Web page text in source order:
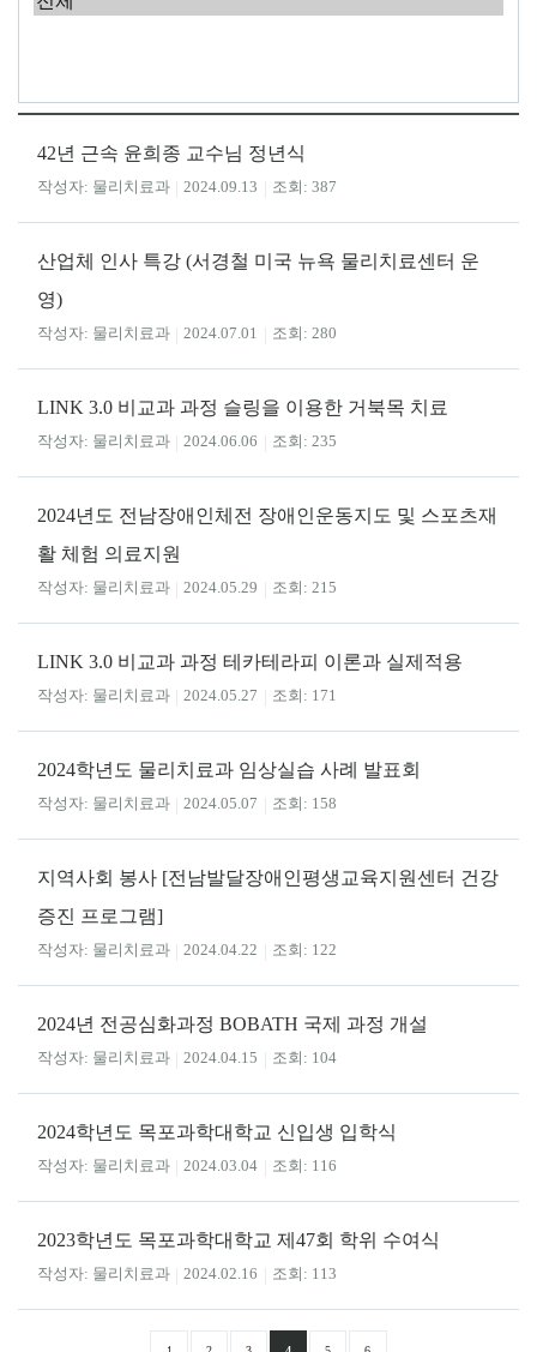
42년 근속 윤희종 교수님 정년식
물리치료과 2024.09.13 387
산업체 인사 특강 (서경철 미국 뉴욕 물리치료센터 운
영)
물리치료과 2024.07.01 280
LINK 3.0 비교과 과정 슬링을 이용한 거북목 치료
물리치료과 2024.06.06 235
2024년도 전남장애인체전 장애인운동지도 및 스포츠재
활 체험 의료지원
물리치료과 2024.05.29 215
LINK 3.0 비교과 과정 테카테라피 이론과 실제적용
물리치료과 2024.05.27 171
2024학년도 물리치료과 임상실습 사례 발표회
물리치료과 2024.05.07 158
지역사회 봉사 [전남발달장애인평생교육지원센터 건강
증진 프로그램]
물리치료과 2024.04.22 122
2024년 전공심화과정 BOBATH 국제 과정 개설
물리치료과 2024.04.15 104
2024학년도 목포과학대학교 신입생 입학식
물리치료과 2024.03.04 116
2023학년도 목포과학대학교 제47회 학위 수여식
물리치료과 2024.02.16 113